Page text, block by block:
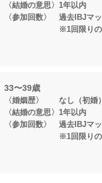
〈結婚の意思〉1年以内
〈参加回数〉 過去IBJマ
※1回限りの参加
33〜39歳
〈婚姻歴〉 なし（初婚）
〈結婚の意思〉1年以内
〈参加回数〉 過去IBJマ
※1回限りの参加